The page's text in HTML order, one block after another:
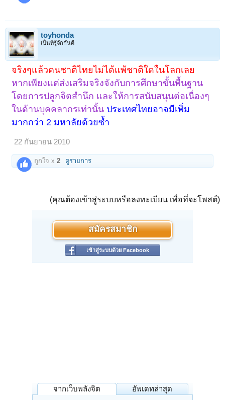
toyhonda
เป็นที่รู้จักกันดี
จริงๆแล้วคนชาติไทยไม่ได้แพ้ชาติใดในโลกเลย
หากเพียงแต่ส่งเสริมจริงจังกับการศึกษาขั้นพื้นฐาน
โดยการปลูกจิตสำนึก และให้การสนับสนุนต่อเนื่องๆ
ในด้านบุคคลากรเท่านั้น ประเทศไทยอาจมีเพิ่ม
มากกว่า 2 มหาลัยด้วยซ้ำ
22 กันยายน 2010
ถูกใจ x2 ดูรายการ
(คุณต้องเข้าสู่ระบบหรือลงทะเบียน เพื่อที่จะโพสต์)
สมัครสมาชิก
เข้าสู่ระบบด้วย Facebook
จากเว็บพลังจิต อัพเดทล่าสุด